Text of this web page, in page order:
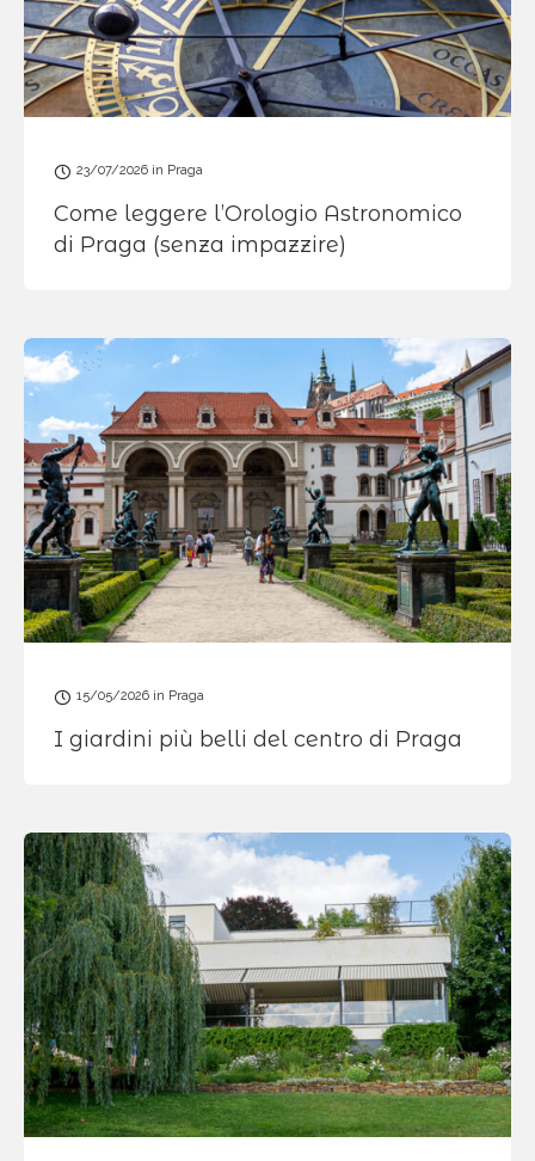
23/07/2026 in Praga
Come leggere l’Orologio Astronomico
di Praga (senza impazzire)
15/05/2026 in Praga
I giardini più belli del centro di Praga